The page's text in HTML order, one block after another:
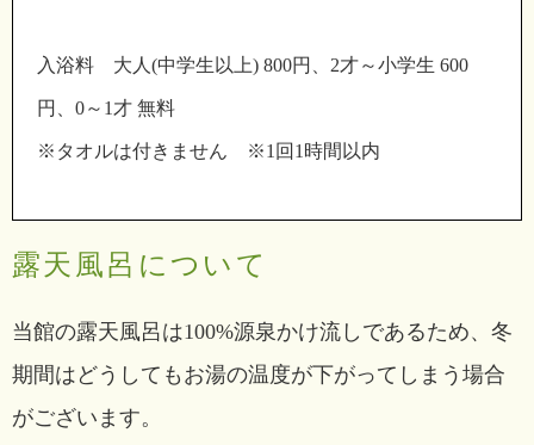
入浴料 大人(中学生以上) 800円、2才～小学生 600
円、0～1才 無料
※タオルは付きません ※1回1時間以内
露天風呂について
当館の露天風呂は100%源泉かけ流しであるため、冬
期間はどうしてもお湯の温度が下がってしまう場合
がございます。